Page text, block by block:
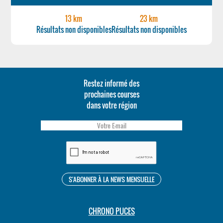
13 km
Résultats non disponibles
23 km
Résultats non disponibles
Restez informé des
prochaines courses
dans votre région
CHRONO PUCES